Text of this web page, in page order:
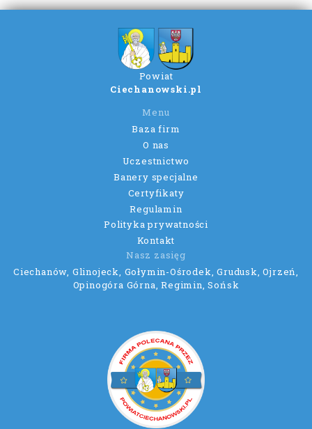
Powiat
Ciechanowski.pl
Menu
Baza firm
O nas
Uczestnictwo
Banery specjalne
Certyfikaty
Regulamin
Polityka prywatności
Kontakt
Nasz zasięg
Ciechanów, Glinojeck, Gołymin-Ośrodek, Grudusk, Ojrzeń,
Opinogóra Górna, Regimin, Sońsk